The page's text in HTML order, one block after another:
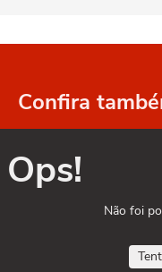
Confira
Ops!
Não foi